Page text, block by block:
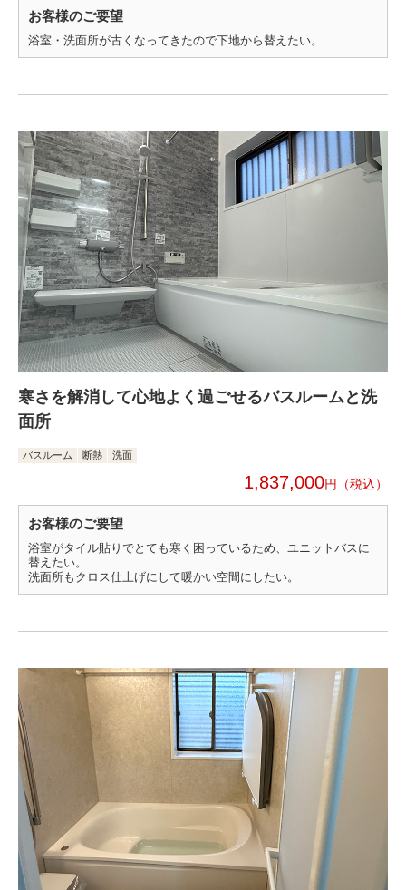
お客様のご要望
浴室・洗面所が古くなってきたので下地から替えたい。
寒さを解消して心地よく過ごせるバスルームと洗
面所
バスルーム 断熱 洗面
1,837,000円
お客様のご要望
浴室がタイル貼りでとても寒く困っているため、ユニットバスに
替えたい。
洗面所もクロス仕上げにして暖かい空間にしたい。